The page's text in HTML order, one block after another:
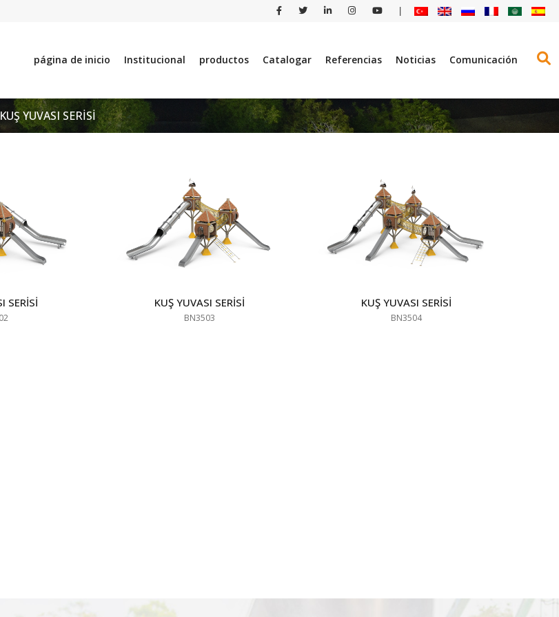
página de inicio Institucional productos Catalogar Referencias Noticias Comunicación
KUŞ YUVASI SERİSİ
SERİSİ KUŞ YUVASI SERİSİ
BN3503
KUŞ YUVASI SERİSİ
BN3504